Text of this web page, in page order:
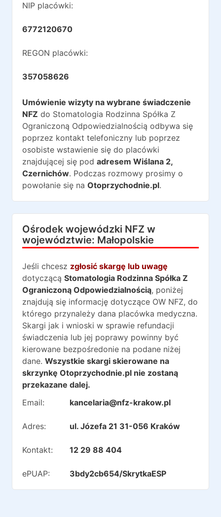
NIP placówki:
6772120670
REGON placówki:
357058626
Umówienie wizyty na wybrane świadczenie
NFZ do Stomatologia Rodzinna Spółka Z
Ograniczoną Odpowiedzialnością odbywa się
poprzez kontakt telefoniczny lub poprzez
osobiste wstawienie się do placówki
znajdującej się pod adresem Wiślana 2,
Czernichów. Podczas rozmowy prosimy o
powołanie się na Otoprzychodnie.pl.
Ośrodek wojewódzki NFZ w
województwie: Małopolskie
Jeśli chcesz zgłosić skargę lub uwagę
dotyczącą Stomatologia Rodzinna Spółka Z
Ograniczoną Odpowiedzialnością, poniżej
znajdują się informację dotyczące OW NFZ, do
którego przynależy dana placówka medyczna.
Skargi jak i wnioski w sprawie refundacji
świadczenia lub jej poprawy powinny być
kierowane bezpośredonie na podane niżej
dane. Wszystkie skargi skierowane na
skrzynkę Otoprzychodnie.pl nie zostaną
przekazane dalej.
Email:
kancelaria@nfz-krakow.pl
Adres: ul. Józefa 21 31-056 Kraków
Kontakt: 12 29 88 404
ePUAP: 3bdy2cb654/SkrytkaESP